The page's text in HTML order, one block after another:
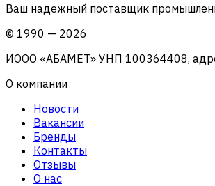
Ваш надежный поставщик
© 1990 — 2026
ИООО «АБАМЕТ» УНП 100364408,
О компании
Новости
Вакансии
Бренды
Контакты
Отзывы
О нас